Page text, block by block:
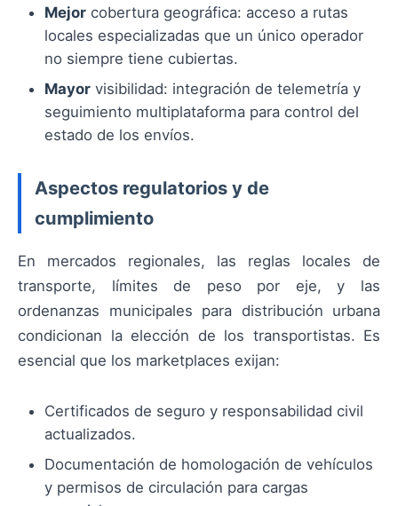
Mejor cobertura geográfica: acceso a rutas
locales especializadas que un único operador
no siempre tiene cubiertas.
Mayor visibilidad: integración de telemetría y
seguimiento multiplataforma para control del
estado de los envíos.
Aspectos regulatorios y de
cumplimiento
En mercados regionales, las reglas locales de
transporte, límites de peso por eje, y las
ordenanzas municipales para distribución urbana
condicionan la elección de los transportistas. Es
esencial que los marketplaces exijan:
Certificados de seguro y responsabilidad civil
actualizados.
Documentación de homologación de vehículos
y permisos de circulación para cargas